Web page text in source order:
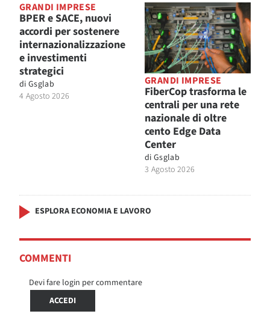
GRANDI IMPRESE
BPER e SACE, nuovi
accordi per sostenere
internazionalizzazione
e investimenti
strategici
di Gsglab
4 Agosto 2026
GRANDI IMPRESE
FiberCop trasforma le
centrali per una rete
nazionale di oltre
cento Edge Data
Center
di Gsglab
3 Agosto 2026
ESPLORA ECONOMIA E LAVORO
COMMENTI
Devi fare login per commentare
ACCEDI